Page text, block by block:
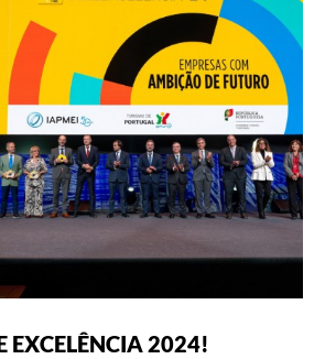
EXCELÊNCIA 2024!